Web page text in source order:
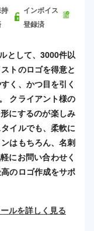
インボイス
登録済
として、3000件以
トのロゴを得意と
く、かつ目を引く
クライアント様の
にするのが楽しみ
イルでも、柔軟に
はもちろん、名刺
にお問い合わせく
のロゴ作成をサポ
ルを詳しく見る